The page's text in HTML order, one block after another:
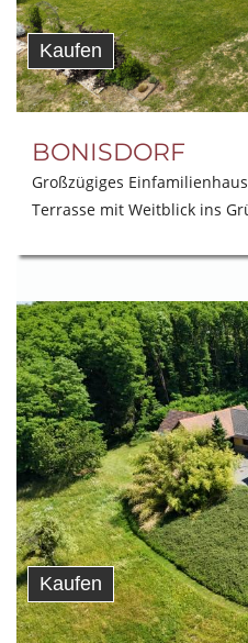
Kaufen
BONISDORF
Großzügiges
Terrasse mit Weitblick ins
Kaufen